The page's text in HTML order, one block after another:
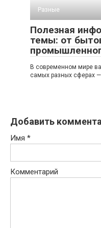
Разные
Полезная
темы: от
В современном мире
самых разных сферах —
Добавить
Имя *
Комментарий